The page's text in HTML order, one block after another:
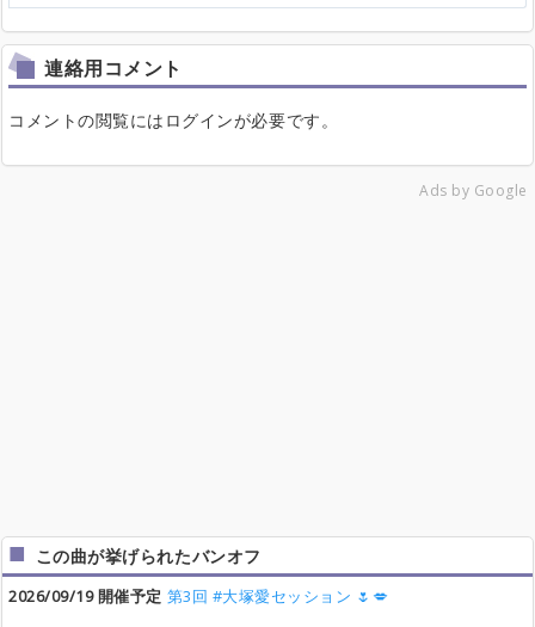
連絡用コメント
コメントの閲覧にはログインが必要です。
Ads by Google
この曲が挙げられたバンオフ
2026/09/19 開催予定 第3回 #大塚愛セッション 🌷💋